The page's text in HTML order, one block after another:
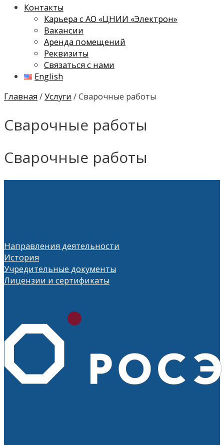
Контакты
Карьера с АО «ЦНИИ «Электрон»
Вакансии
Аренда помещений
Реквизиты
Связаться с нами
English
Главная/Услуги / Сварочные работы
Сварочные работы
Сварочные работы
Направления деятельности
История
Учредительные документы
Лицензии и сертификаты